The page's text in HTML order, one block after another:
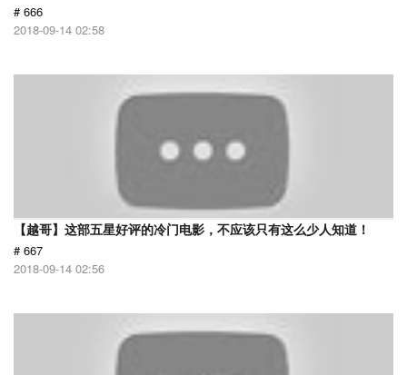
# 666
2018-09-14 02:58
【越哥】这部五星好评的冷门电影，不应该只有这么少人知道！
# 667
2018-09-14 02:56